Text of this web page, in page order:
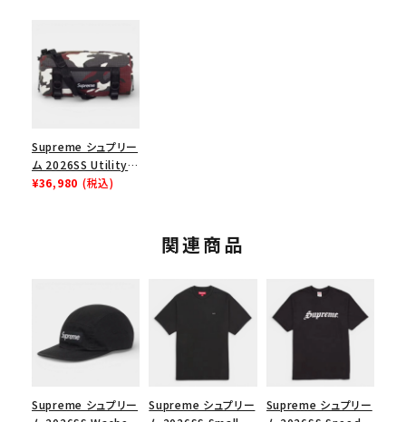
Supreme シュプリー
ム 2026SS Utility
Bag ユーティリティ
¥36,980 (税込)
関連商品
Supreme シュプリー
Supreme シュプリー
Supreme シュプリー